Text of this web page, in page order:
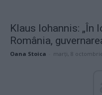
Klaus Iohannis: „În
România,
Oana Stoica marți, 8